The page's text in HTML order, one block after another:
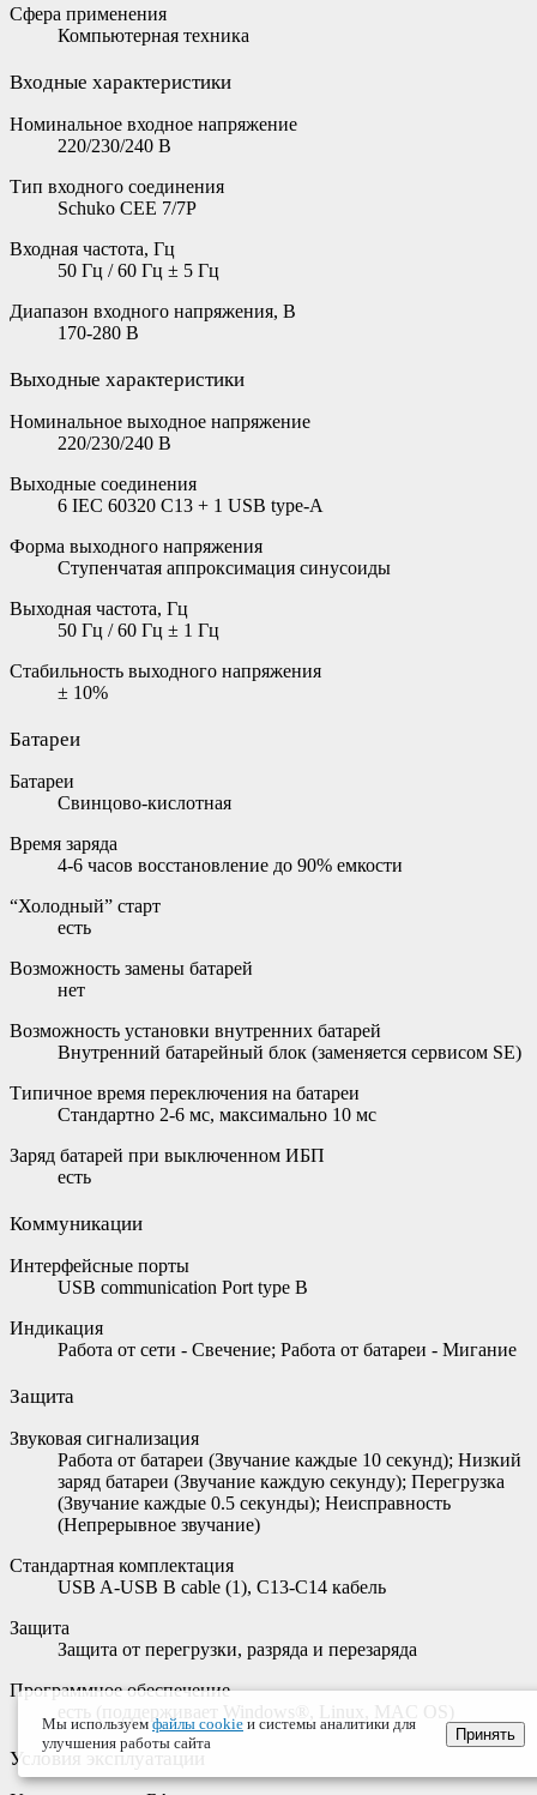
Сфера применения
Компьютерная техника
Входные характеристики
Номинальное входное напряжение
220/230/240 В
Тип входного соединения
Schuko CEE 7/7P
Входная частота, Гц
50 Гц / 60 Гц ± 5 Гц
Диапазон входного напряжения, В
170-280 В
Выходные характеристики
Номинальное выходное напряжение
220/230/240 В
Выходные соединения
6 IEC 60320 C13 + 1 USB type-A
Форма выходного напряжения
Ступeнчатая аппроксимация синусоиды
Выходная частота, Гц
50 Гц / 60 Гц ± 1 Гц
Стабильность выходного напряжения
± 10%
Батареи
Батареи
Свинцово-кислотная
Время заряда
4-6 часов восстановление до 90% емкости
“Холодный” старт
есть
Возможность замены батарей
нет
Возможность установки внутренних батарей
Внутренний батарейный блок (заменяется сервисом SE)
Типичное время переключения на батареи
Стандартно 2-6 мс, максимально 10 мс
Заряд батарей при выключенном ИБП
есть
Коммуникации
Интерфейсные порты
USB communication Port type B
Индикация
Работа от сети - Свечение; Работа от батареи - Мигание
Защита
Звуковая сигнализация
Работа от батареи (Звучание каждые 10 секунд); Низкий
заряд батареи (Звучание каждую секунду); Перегрузка
(Звучание каждые 0.5 секунды); Неисправность
(Непрерывное звучание)
Стандартная комплектация
USB A-USB B cable (1), С13-С14 кабель
Защита
Защита от перегрузки, разряда и перезаряда
Программное обеспечение
есть (поддерживает Windows®, Linux, MAC OS)
Условия эксплуатации
Мы используем файлы cookie и системы аналитики для
улучшения работы сайта
Принять